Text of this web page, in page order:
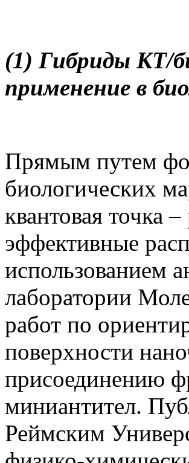
(1) Гибриды КТ/
применение в
Прямым путем
биологических
квантовая точка
эффективные
использованием
лаборатории
работ по
поверхности
присоединению
миниантител.
Реймским